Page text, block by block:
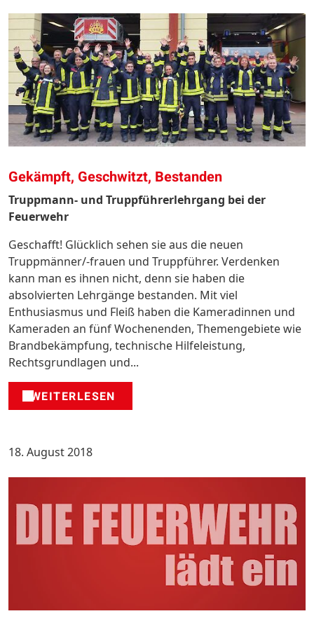
Gekämpft, Geschwitzt, Bestanden
Truppmann- und Truppführerlehrgang bei der
Feuerwehr
Geschafft! Glücklich sehen sie aus die neuen
Truppmänner/-frauen und Truppführer. Verdenken
kann man es ihnen nicht, denn sie haben die
absolvierten Lehrgänge bestanden. Mit viel
Enthusiasmus und Fleiß haben die Kameradinnen und
Kameraden an fünf Wochenenden, Themengebiete wie
Brandbekämpfung, technische Hilfeleistung,
Rechtsgrundlagen und...
WEITERLESEN
18. August 2018